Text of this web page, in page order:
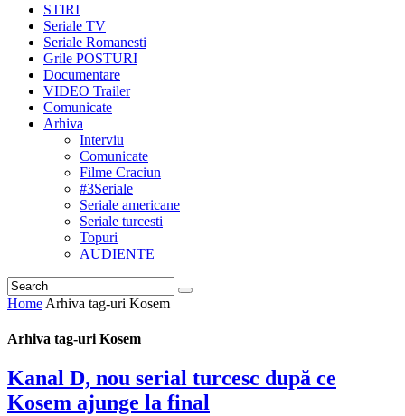
STIRI
Seriale TV
Seriale Romanesti
Grile POSTURI
Documentare
VIDEO Trailer
Comunicate
Arhiva
Interviu
Comunicate
Filme Craciun
#3Seriale
Seriale americane
Seriale turcesti
Topuri
AUDIENTE
Home Arhiva tag-uri Kosem
Arhiva tag-uri Kosem
Kanal D, nou serial turcesc după ce
Kosem ajunge la final